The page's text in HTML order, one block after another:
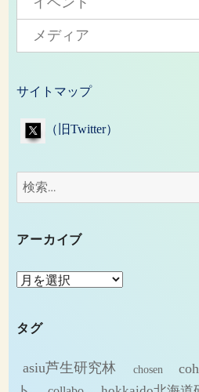
メディア
サイトマップ
（旧Twitter）
検
索:
アーカイブ
ア
カ
ブ
タグ
asiu芦生研究林 chosen